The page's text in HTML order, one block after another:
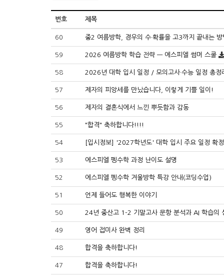
번호 제목
60 중2 여름방학, 경우의 수·확률을 고3까지 끝내는 방
59 2026 여름방학 학습 전략 — 에스피엘 썸머 스쿨
58 2026년 대학 입시 일정 / 모의고사·수능 일정 총정
57 제자의 피앙세를 만났습니다, 이렇게 기쁠 일이!
56 제자의 결혼식에서 느낀 뿌듯함과 감동
55 "합격" 축하합니다!!!!
54 [입시정보] '2027학년도' 대학 입시 주요 일정 확
53 에스피엘 펭수학 과정 난이도 설명
52 에스피엘 펭수학 겨울방학 특강 안내(코딩수업)
51 언제 들어도 행복한 이야기
50 24년 중산고 1-2 기말고사 문항 분석과 AI 학습의
49 영어 접미사 완벽 정리
48 합격을 축하합니다!
47 합격을 축하합니다!